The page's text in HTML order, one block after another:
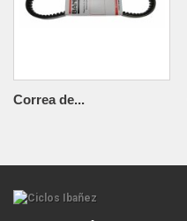
Correa de...